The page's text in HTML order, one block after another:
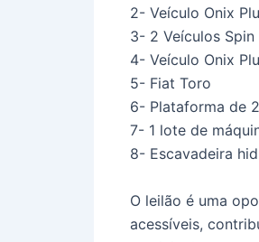
2- Veículo Onix
3- 2 Veículos Spin
4- Veículo Onix
5- Fiat Toro
6- Plataforma de
7- 1 lote de
8- Escavadeira
O leilão é uma
acessíveis,